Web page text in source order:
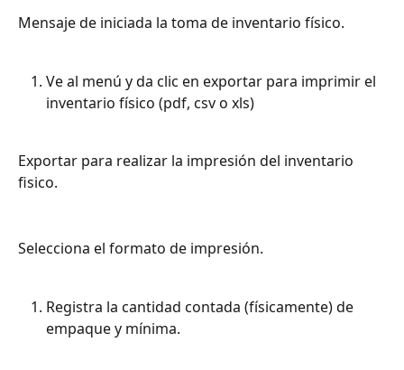
Mensaje de iniciada la toma de inventario físico.
Ve al menú y da clic en exportar para imprimir el
inventario físico (pdf, csv o xls)
Exportar para realizar la impresión del inventario
fisico.
Selecciona el formato de impresión.
Registra la cantidad contada (físicamente) de
empaque y mínima.